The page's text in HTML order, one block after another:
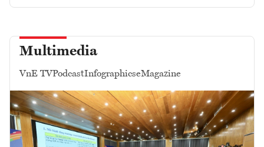
Multimedia
VnE TVPodcastInfographicseMagazine